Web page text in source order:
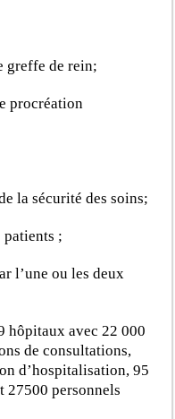
greffe de rein;
procréation
la sécurité des soins;
patients ;
l’une ou les deux
hôpitaux avec 22 000
de consultations,
d’hospitalisation, 95
27500 personnels